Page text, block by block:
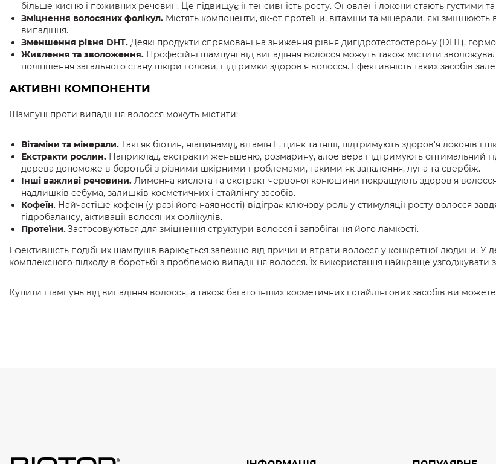
більше кисню і поживних речовин. Це підвищує інтенсивність росту. Оновлені локони стають густими
Зміцнення волосяних фолікул. Містять компоненти, як-от протеїни, вітаміни та мінерали, які
випадіння.
Зменшення рівня DHT. Деякі продукти спрямовані на зниження рівня дигідротестостерону (DHT),
Живлення та зволоження. Професійні шампуні від випадіння волосся можуть також містити
поліпшення загального стану шкіри голови, підтримки здоров'я волосся. Ефективність таких засобів
АКТИВНІ КОМПОНЕНТИ
Шампуні проти випадіння волосся можуть містити:
Вітаміни та мінерали. Такі як біотин, ніацинамід, вітамін E, цинк та інші, підтримують здоров'я локонів і
Екстракти рослин. Наприклад, екстракти женьшеню, розмарину, алое вера підтримують оптимальний
дерева допоможе в боротьбі з різними шкірними проблемами, такими як запалення, лупа та свербіж.
Інші важливі речовини. Лимонна кислота та екстракт червоної конюшини покращують здоров'я
надлишків себума, залишків косметичних і стайлінгу засобів.
Кофеїн. Найчастіше кофеїн (у разі його наявності) відіграє ключову роль у стимуляції росту волосся
гідробалансу, активації волосяних фолікулів.
Протеїни. Застосовуються для зміцнення структури волосся і запобігання його ламкості.
Ефективність подібних шампунів варіюється залежно від причини втрати волосся у конкретної людини. У
комплексного підходу в боротьбі з проблемою випадіння волосся. Їх використання найкраще узгоджувати
Купити шампунь від випадіння волосся, а також багато інших косметичних і стайлінгових засобів ви